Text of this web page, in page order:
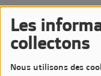
Les
collectons
Nous utilisons des
Écouter le podcast
LesVendredis
avec